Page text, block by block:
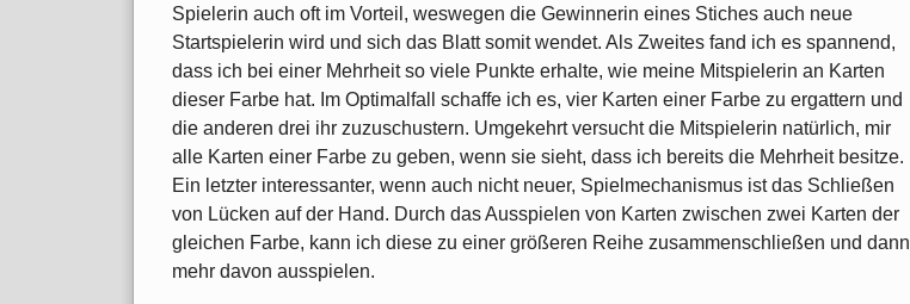
Spielerin auch oft im Vorteil, weswegen die Gewinnerin eines Stiches auch neue
Startspielerin wird und sich das Blatt somit wendet. Als Zweites fand ich es spannend,
dass ich bei einer Mehrheit so viele Punkte erhalte, wie meine Mitspielerin an Karten
dieser Farbe hat. Im Optimalfall schaffe ich es, vier Karten einer Farbe zu ergattern und
die anderen drei ihr zuzuschustern. Umgekehrt versucht die Mitspielerin natürlich, mir
alle Karten einer Farbe zu geben, wenn sie sieht, dass ich bereits die Mehrheit besitze.
Ein letzter interessanter, wenn auch nicht neuer, Spielmechanismus ist das Schließen
von Lücken auf der Hand. Durch das Ausspielen von Karten zwischen zwei Karten der
gleichen Farbe, kann ich diese zu einer größeren Reihe zusammenschließen und dann
mehr davon ausspielen.